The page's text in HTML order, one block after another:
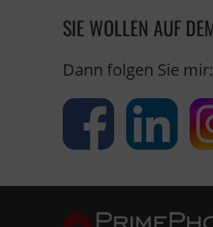
SIE WOLLEN AUF
Dann folgen Sie mir: